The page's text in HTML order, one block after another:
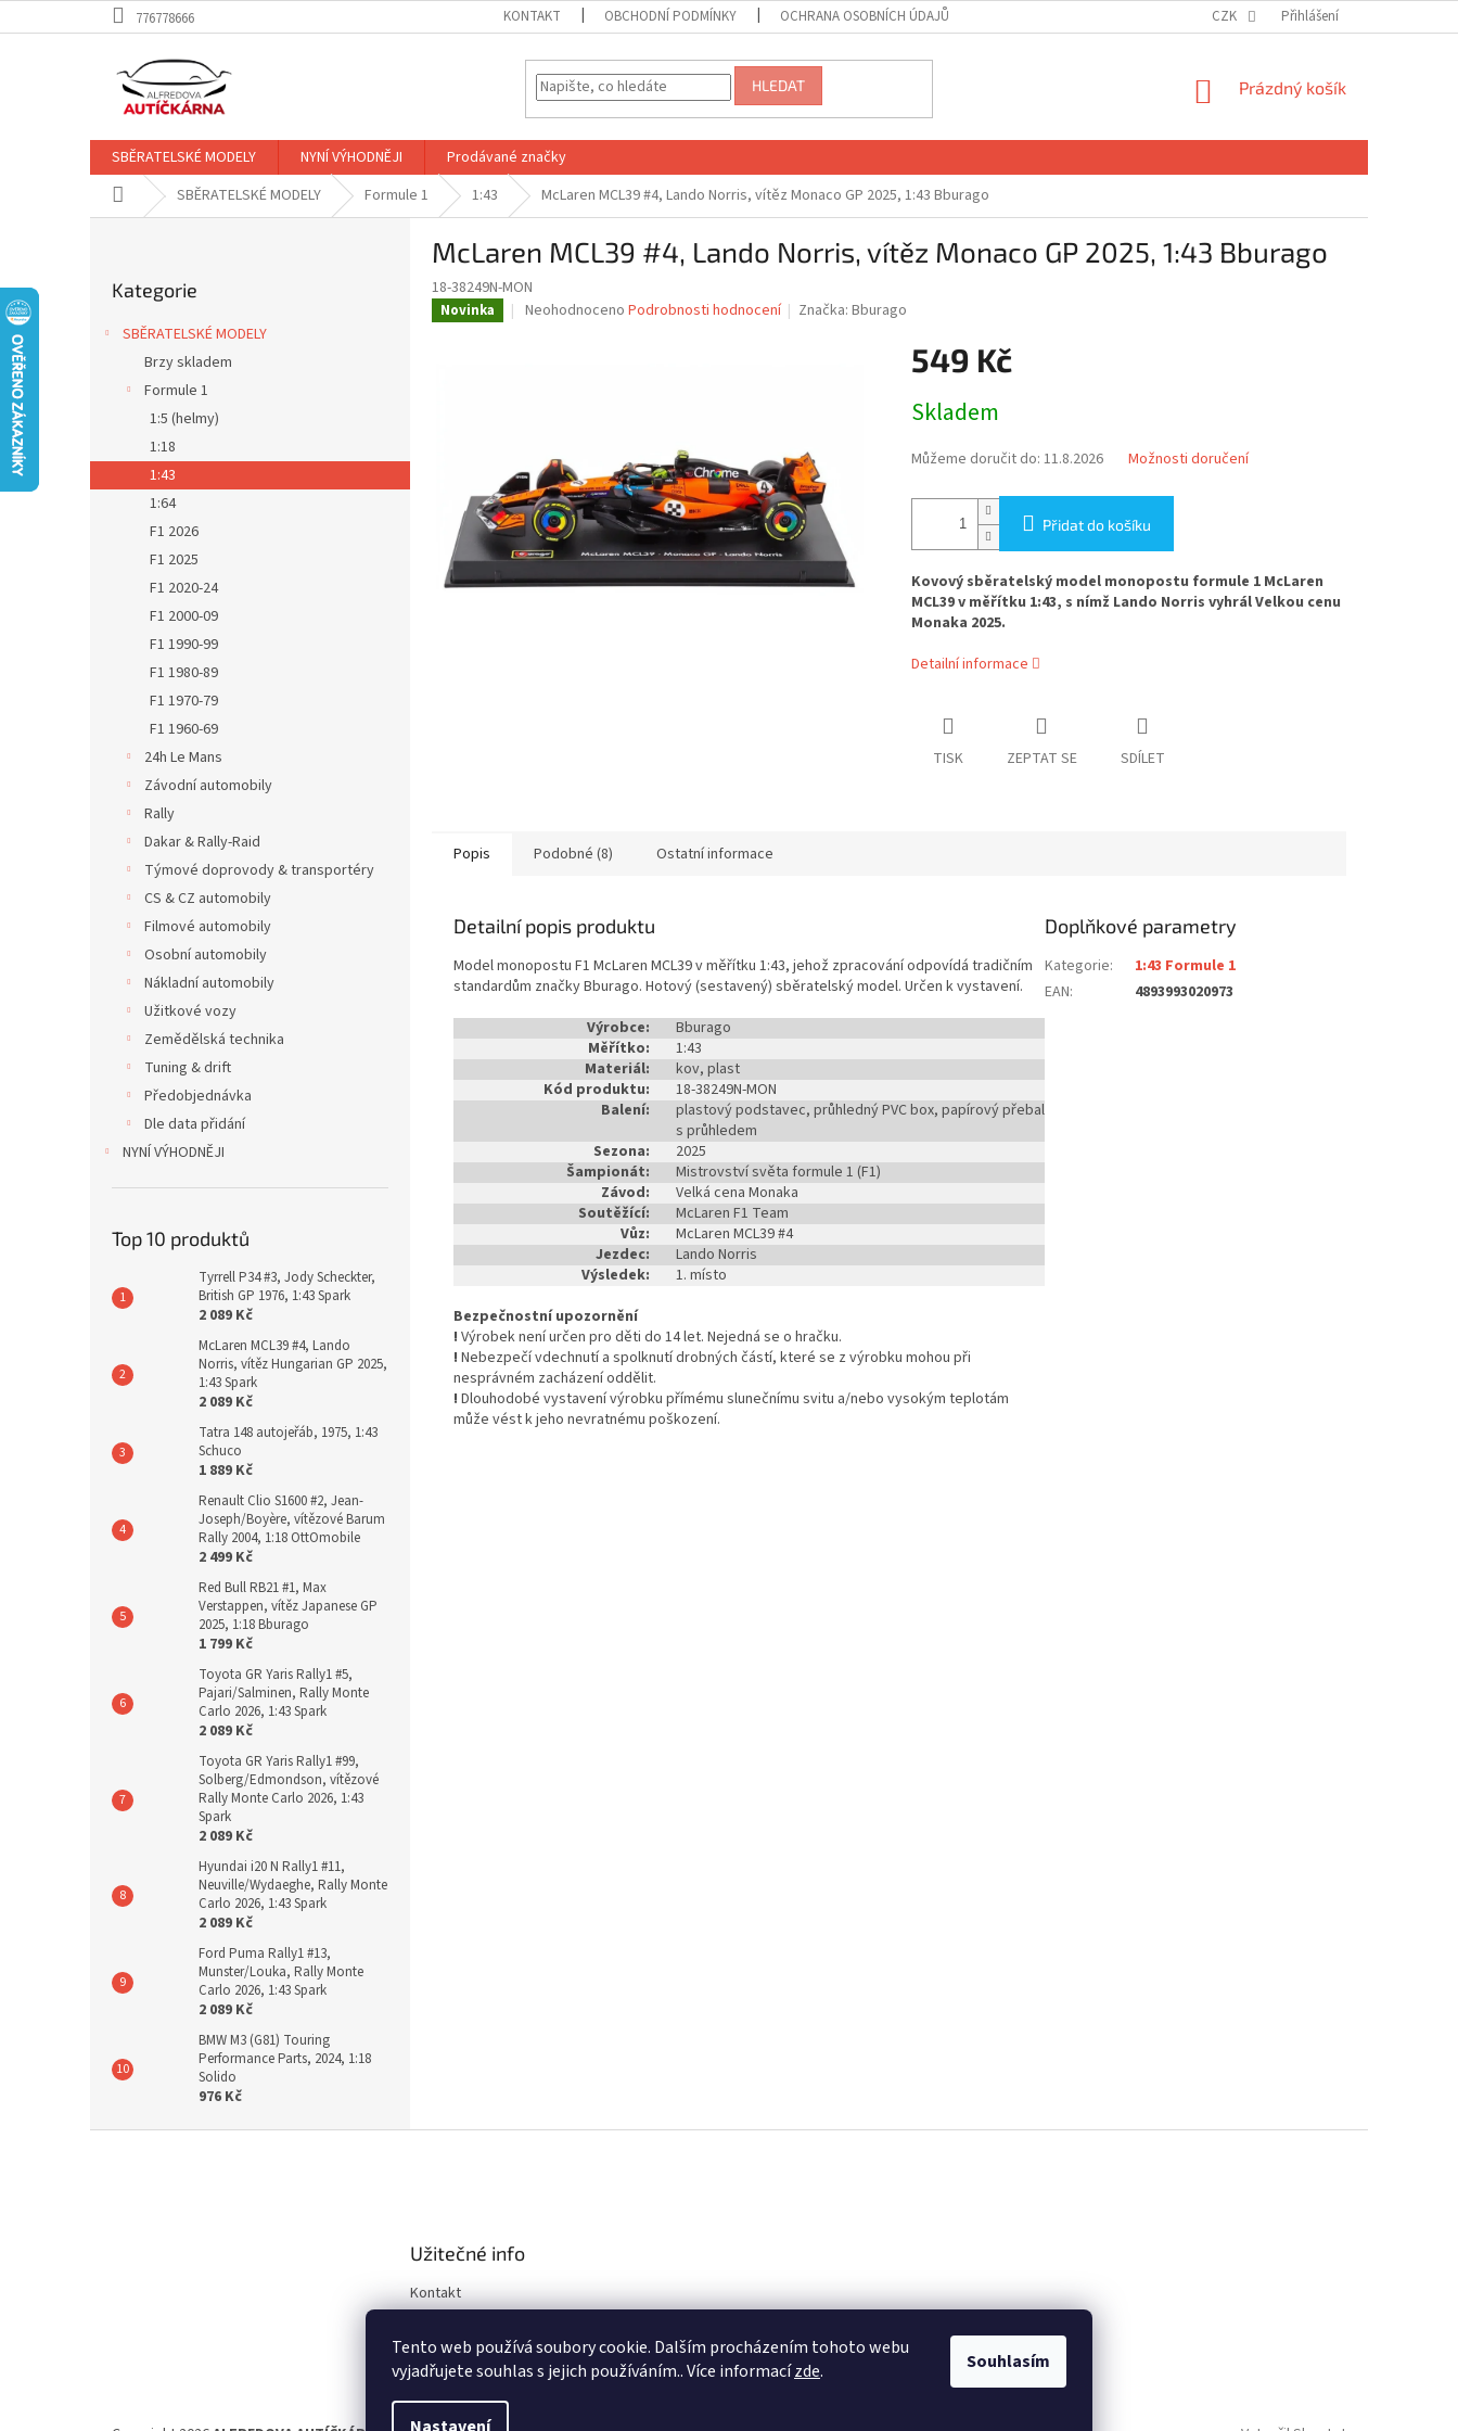
Tento web používá soubory cookie. Dalším procházením tohoto webu
vyjadřujete souhlas s jejich používáním.. Více informacízde. Souhlasím
na
776778666 KONTAKT OBCHODNÍ PODMÍNKY OCHRANA OSOBNÍCH ÚDAJŮ CZK Přihlášení
HLEDAT
NÁKUPNÍ
Prázdný košík
SBĚRATELSKÉ MODELY NYNÍ VÝHODNĚJI
Prodávané značky
Domů SBĚRATELSKÉ MODELY Formule 1 1:43 McLaren MCL39 #4, Lando Norris, vítěz Monaco GP 2025, 1:43 Bburago
a
n
kategorie
Kategorie
SBĚRATELSKÉ MODELY
Brzy skladem
Formule 1
1:5 (helmy)
1:18
1:43
1:64
F1 2026
F1 2025
F1 2020-24
F1 2000-09
F1 1990-99
F1 1980-89
F1 1970-79
F1 1960-69
24h Le Mans
Závodní automobily
Rally
Dakar & Rally-Raid
Týmové doprovody & transportéry
CS & CZ automobily
Filmové automobily
Osobní automobily
Nákladní automobily
Užitkové vozy
Zemědělská technika
Tuning & drift
Předobjednávka
Dle data přidání
NYNÍ VÝHODNĚJI
Top 10 produktů
Tyrrell P34 #3, Jody Scheckter,
British GP 1976, 1:43 Spark
2 089 Kč
McLaren MCL39 #4, Lando
Norris, vítěz Hungarian GP 2025,
1:43 Spark
2 089 Kč
Tatra 148 autojeřáb, 1975, 1:43
Schuco
1 889 Kč
Renault Clio S1600 #2, Jean-
Joseph/Boyère, vítězové Barum
Rally 2004, 1:18 OttOmobile
2 499 Kč
Red Bull RB21 #1, Max
Verstappen, vítěz Japanese GP
2025, 1:18 Bburago
1 799 Kč
Toyota GR Yaris Rally1 #5,
Pajari/Salminen, Rally Monte
Carlo 2026, 1:43 Spark
2 089 Kč
Toyota GR Yaris Rally1 #99,
Solberg/Edmondson, vítězové
Rally Monte Carlo 2026, 1:43
Spark
2 089 Kč
Hyundai i20 N Rally1 #11,
Neuville/Wydaeghe, Rally Monte
Carlo 2026, 1:43 Spark
2 089 Kč
Ford Puma Rally1 #13,
Munster/Louka, Rally Monte
Carlo 2026, 1:43 Spark
2 089 Kč
BMW M3 (G81) Touring
Performance Parts, 2024, 1:18
Solido
976 Kč
McLaren MCL39 #4, Lando Norris, vítěz Monaco GP 2025, 1:43 Bburago
18-38249N-MON
Novinka
Průměrné
Neohodnoceno Podrobnosti hodnocení Značka:Bburago
549 Kč
cena:
Skladem
Můžeme doručit do: 11.8.2026 Možnosti doručení
Přidat do košíku
Kovový sběratelský model monopostu formule 1 McLaren
MCL39 v měřítku 1:43, s nímž Lando Norris vyhrál Velkou cenu
Monaka 2025.
Detailní informace
TISK ZEPTAT SE SDÍLET
Popis Podobné (8) Ostatní informace
Detailní popis produktu
Model monopostu F1 McLaren MCL39 v měřítku 1:43, jehož zpracování odpovídá tradičním
standardům značky Bburago. Hotový (sestavený) sběratelský model. Určen k vystavení.
Výrobce:
Bburago
Měřítko:
1:43
Materiál:
kov, plast
Kód produktu:
18-38249N-MON
Balení:
plastový podstavec, průhledný PVC box, papírový přebal
s průhledem
Sezona:
2025
Šampionát:
Mistrovství světa formule 1 (F1)
Závod:
Velká cena Monaka
Soutěžící:
McLaren F1 Team
Vůz:
McLaren MCL39 #4
Jezdec:
Lando Norris
Výsledek:
1. místo
Bezpečnostní upozornění
! Výrobek není určen pro děti do 14 let. Nejedná se o hračku.
! Nebezpečí vdechnutí a spolknutí drobných částí, které se z výrobku mohou při
nesprávném zacházení oddělit.
! Dlouhodobé vystavení výrobku přímému slunečnímu svitu a/nebo vysokým teplotám
může vést k jeho nevratnému poškození.
Doplňkové parametry
Kategorie:
1:43 Formule 1
EAN: 4893993020973
Užitečné info
Kontakt
Ochrana osobních údajů